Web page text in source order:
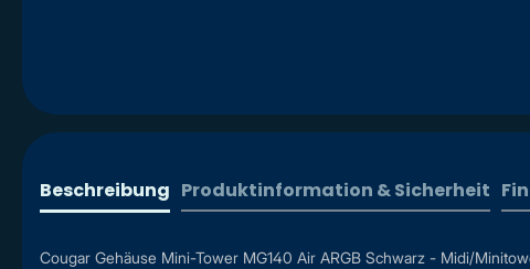
Beschreibung Produktinformation & Sicherheit
Cougar Gehäuse Mini-Tower MG140 Air ARGB Schwarz - Midi/